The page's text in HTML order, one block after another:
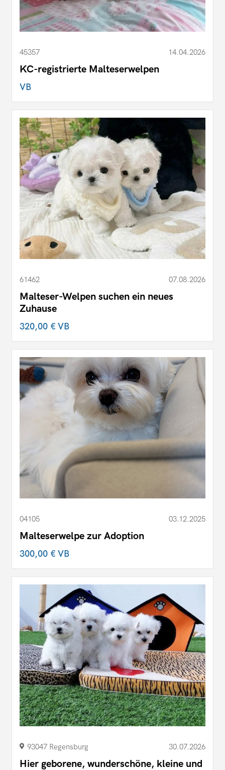
45357 14.04.2026
KC-registrierte Malteserwelpen
VB
61462 07.08.2026
Malteser-Welpen suchen ein neues
Zuhause
320,00 €VB
04105 03.12.2025
Malteserwelpe zur Adoption
300,00 €VB
93047 Regensburg 30.07.2026
Hier geborene, wunderschöne, kleine und